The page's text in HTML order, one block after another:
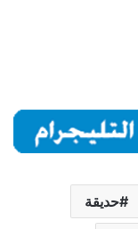
حديقة